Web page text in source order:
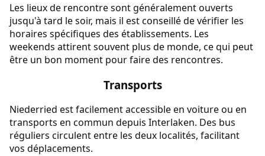
Les lieux de rencontre sont généralement ouverts
jusqu'à tard le soir, mais il est conseillé de vérifier les
horaires spécifiques des établissements. Les
weekends attirent souvent plus de monde, ce qui peut
être un bon moment pour faire des rencontres.
Transports
Niederried est facilement accessible en voiture ou en
transports en commun depuis Interlaken. Des bus
réguliers circulent entre les deux localités, facilitant
vos déplacements.